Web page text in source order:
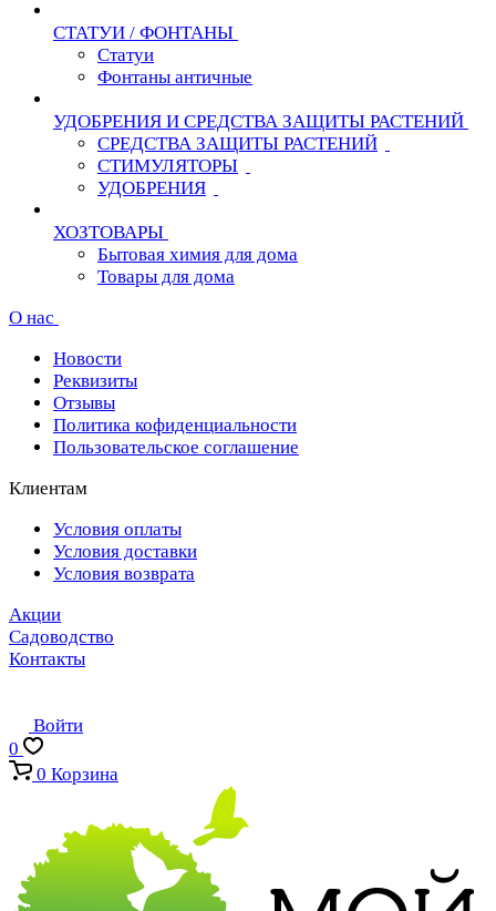
СТАТУИ / ФОНТАНЫ
Статуи
Фонтаны античные
УДОБРЕНИЯ И СРЕДСТВА ЗАЩИТЫ РАСТЕНИЙ
СРЕДСТВА ЗАЩИТЫ РАСТЕНИЙ
СТИМУЛЯТОРЫ
УДОБРЕНИЯ
ХОЗТОВАРЫ
Бытовая химия для дома
Товары для дома
О нас
Новости
Реквизиты
Отзывы
Политика кофиденциальности
Пользовательское соглашение
Клиентам
Условия оплаты
Условия доставки
Условия возврата
Акции
Садоводство
Контакты
Войти
0
0 Корзина